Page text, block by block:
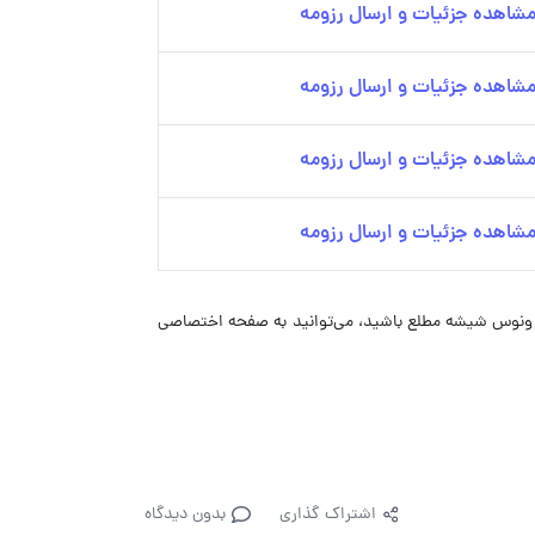
مشاهده جزئیات و ارسال رزومه
مشاهده جزئیات و ارسال رزومه
مشاهده جزئیات و ارسال رزومه
مشاهده جزئیات و ارسال رزومه
استخدام ونوس شیشه مطلع باشید، می‌توانید به صفحه اختصاصی
اشتراک گذاری بدون دیدگاه